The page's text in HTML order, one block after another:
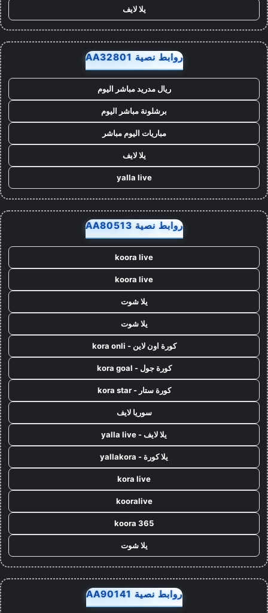
يلا لايف
روابط نصية AA32801
ريال مدريد مباشر اليوم
برشلونة مباشر اليوم
مباريات اليوم مباشر
يلا لايف
yalla live
روابط نصية AA80513
koora live
koora live
يلا شوت
يلا شوت
كورة اون لاين - kora onli
كورة جول - kora goal
كورة ستار - kora star
سوريا لايف
يلا لايف - yalla live
يلا كورة - yallakora
kora live
kooralive
koora 365
يلا شوت
روابط نصية AA90141